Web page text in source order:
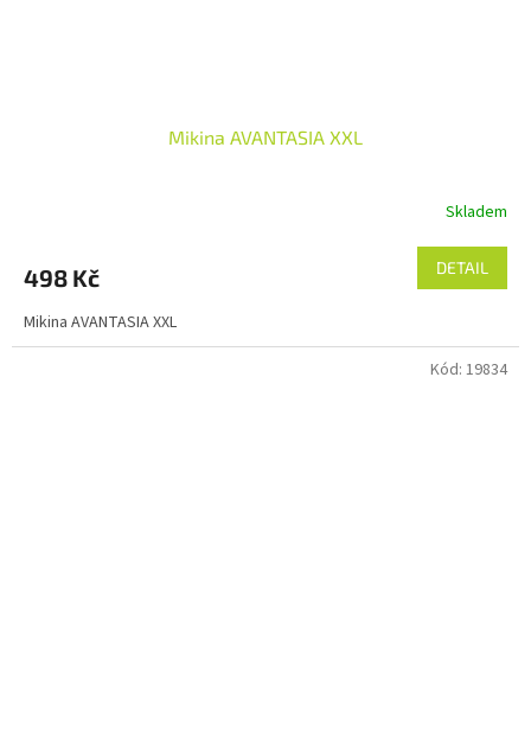
Mikina AVANTASIA XXL
Skladem
498 Kč DETAIL
Mikina AVANTASIA XXL
Kód: 19834